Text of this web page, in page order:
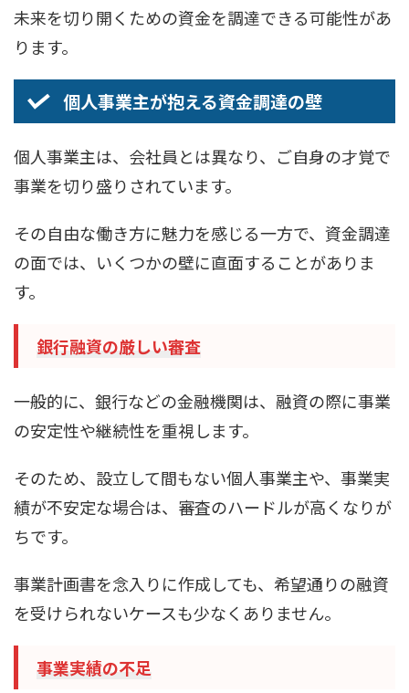
未来を切り開くための資金を調達できる可能性があ
ります。
個人事業主が抱える資金調達の壁
個人事業主は、会社員とは異なり、ご自身の才覚で
事業を切り盛りされています。
その自由な働き方に魅力を感じる一方で、資金調達
の面では、いくつかの壁に直面することがありま
す。
銀行融資の厳しい審査
一般的に、銀行などの金融機関は、融資の際に事業
の安定性や継続性を重視します。
そのため、設立して間もない個人事業主や、事業実
績が不安定な場合は、審査のハードルが高くなりが
ちです。
事業計画書を念入りに作成しても、希望通りの融資
を受けられないケースも少なくありません。
事業実績の不足